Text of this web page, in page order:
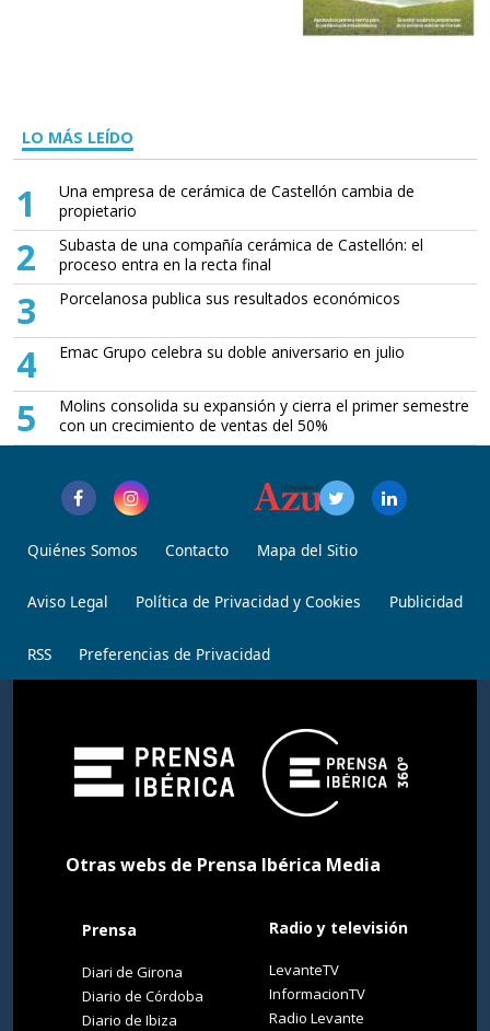
LO MÁS LEÍDO
1
Una empresa de cerámica de Castellón cambia de
propietario
2
Subasta de una compañía cerámica de Castellón: el
proceso entra en la recta final
3 Porcelanosa publica sus resultados económicos
4 Emac Grupo celebra su doble aniversario en julio
5
Molins consolida su expansión y cierra el primer semestre
con un crecimiento de ventas del 50%
Quiénes Somos Contacto Mapa del Sitio
Aviso Legal Política de Privacidad y Cookies Publicidad
RSS Preferencias de Privacidad
Otras webs de Prensa Ibérica Media
Prensa
Diari de Girona
Diario de Córdoba
Diario de Ibiza
Radio y televisión
LevanteTV
InformacionTV
Radio Levante